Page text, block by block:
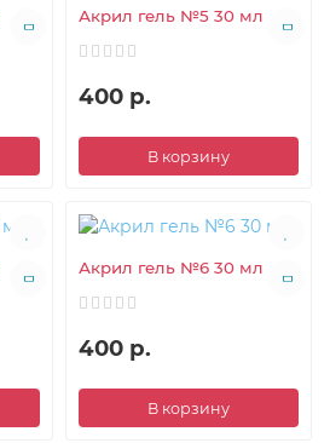
Акрил гель №5 30 мл
400 р.
В корзину
Акрил гель №6 30 мл
400 р.
В корзину